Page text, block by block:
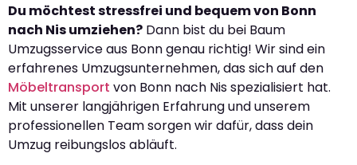
Du möchtest stressfrei und bequem von Bonn
nach Nis umziehen? Dann bist du bei Baum
Umzugsservice aus Bonn genau richtig! Wir sind ein
erfahrenes Umzugsunternehmen, das sich auf den
Möbeltransport von Bonn nach Nis spezialisiert hat.
Mit unserer langjährigen Erfahrung und unserem
professionellen Team sorgen wir dafür, dass dein
Umzug reibungslos abläuft.